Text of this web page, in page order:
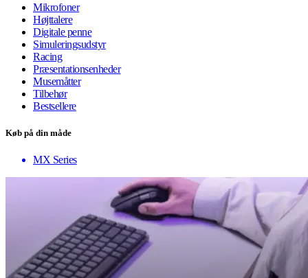
Mikrofoner
Højttalere
Digitale penne
Simuleringsudstyr
Racing
Præsentationsenheder
Musemåtter
Tilbehør
Bestsellere
Køb på din måde
MX Series